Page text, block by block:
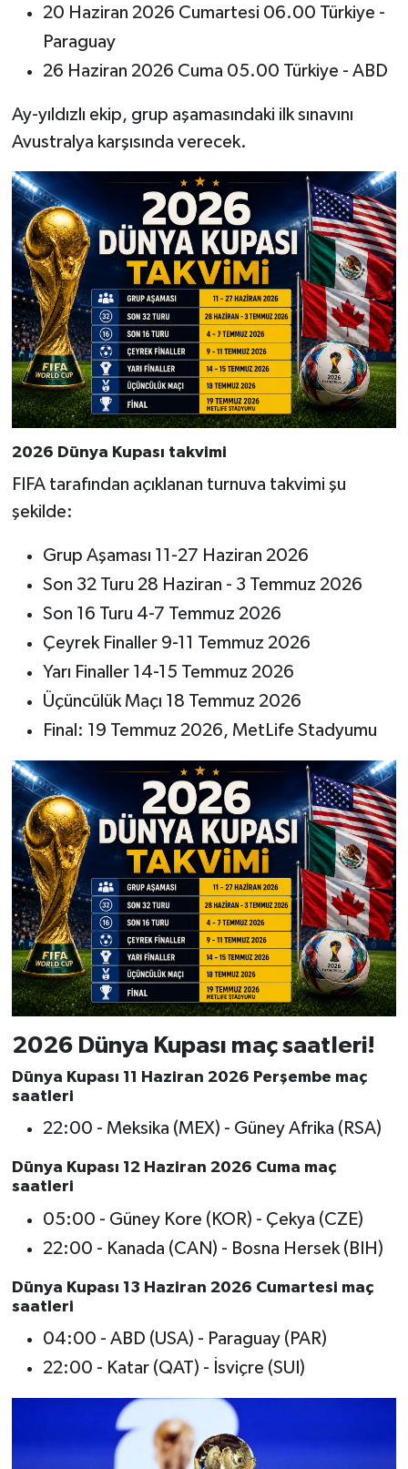
20 Haziran 2026 Cumartesi 06.00 Türkiye -
Paraguay
26 Haziran 2026 Cuma 05.00 Türkiye - ABD
Ay-yıldızlı ekip, grup aşamasındaki ilk sınavını
Avustralya karşısında verecek.
2026 Dünya Kupası takvimi
FIFA tarafından açıklanan turnuva takvimi şu
şekilde:
Grup Aşaması 11-27 Haziran 2026
Son 32 Turu 28 Haziran - 3 Temmuz 2026
Son 16 Turu 4-7 Temmuz 2026
Çeyrek Finaller 9-11 Temmuz 2026
Yarı Finaller 14-15 Temmuz 2026
Üçüncülük Maçı 18 Temmuz 2026
Final: 19 Temmuz 2026, MetLife Stadyumu
2026 Dünya Kupası maç saatleri!
Dünya Kupası 11 Haziran 2026 Perşembe maç
saatleri
22:00 - Meksika (MEX) - Güney Afrika (RSA)
Dünya Kupası 12 Haziran 2026 Cuma maç
saatleri
05:00 - Güney Kore (KOR) - Çekya (CZE)
22:00 - Kanada (CAN) - Bosna Hersek (BIH)
Dünya Kupası 13 Haziran 2026 Cumartesi maç
saatleri
04:00 - ABD (USA) - Paraguay (PAR)
22:00 - Katar (QAT) - İsviçre (SUI)